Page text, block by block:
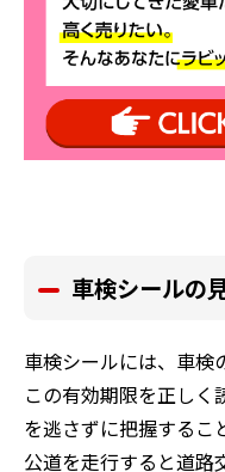
車検シールの
車検シールには、車検
この有効期限を正しく
を逃さずに把握するこ
公道を走行すると道路